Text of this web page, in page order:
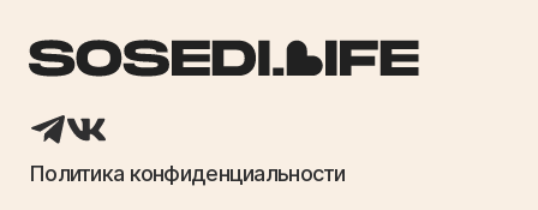
Политика конфиденциальности